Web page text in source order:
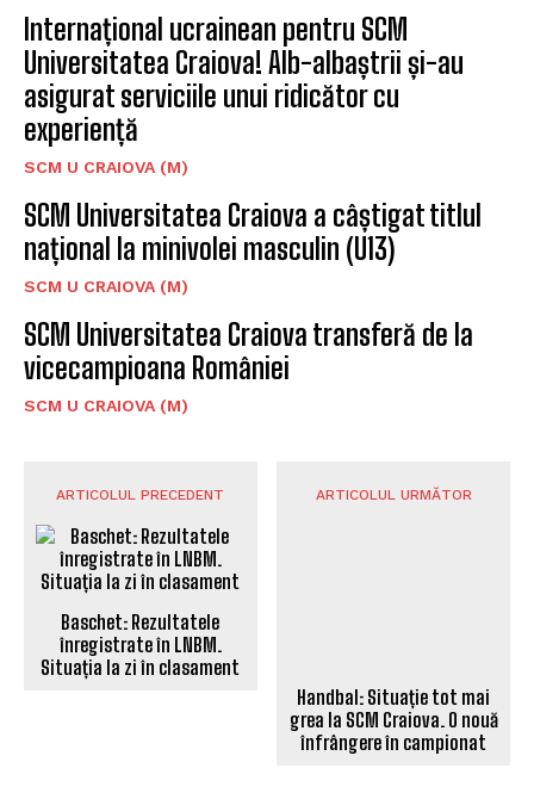
Internațional ucrainean pentru SCM
Universitatea Craiova! Alb-albaștrii și-au
asigurat serviciile unui ridicător cu
experiență
SCM U CRAIOVA (M)
SCM Universitatea Craiova a câștigat titlul
național la minivolei masculin (U13)
SCM U CRAIOVA (M)
SCM Universitatea Craiova transferă de la
vicecampioana României
SCM U CRAIOVA (M)
ARTICOLUL PRECEDENT
Baschet: Rezultatele
înregistrate în LNBM.
Situația la zi în clasament
ARTICOLUL URMĂTOR
înfrângere în campionat